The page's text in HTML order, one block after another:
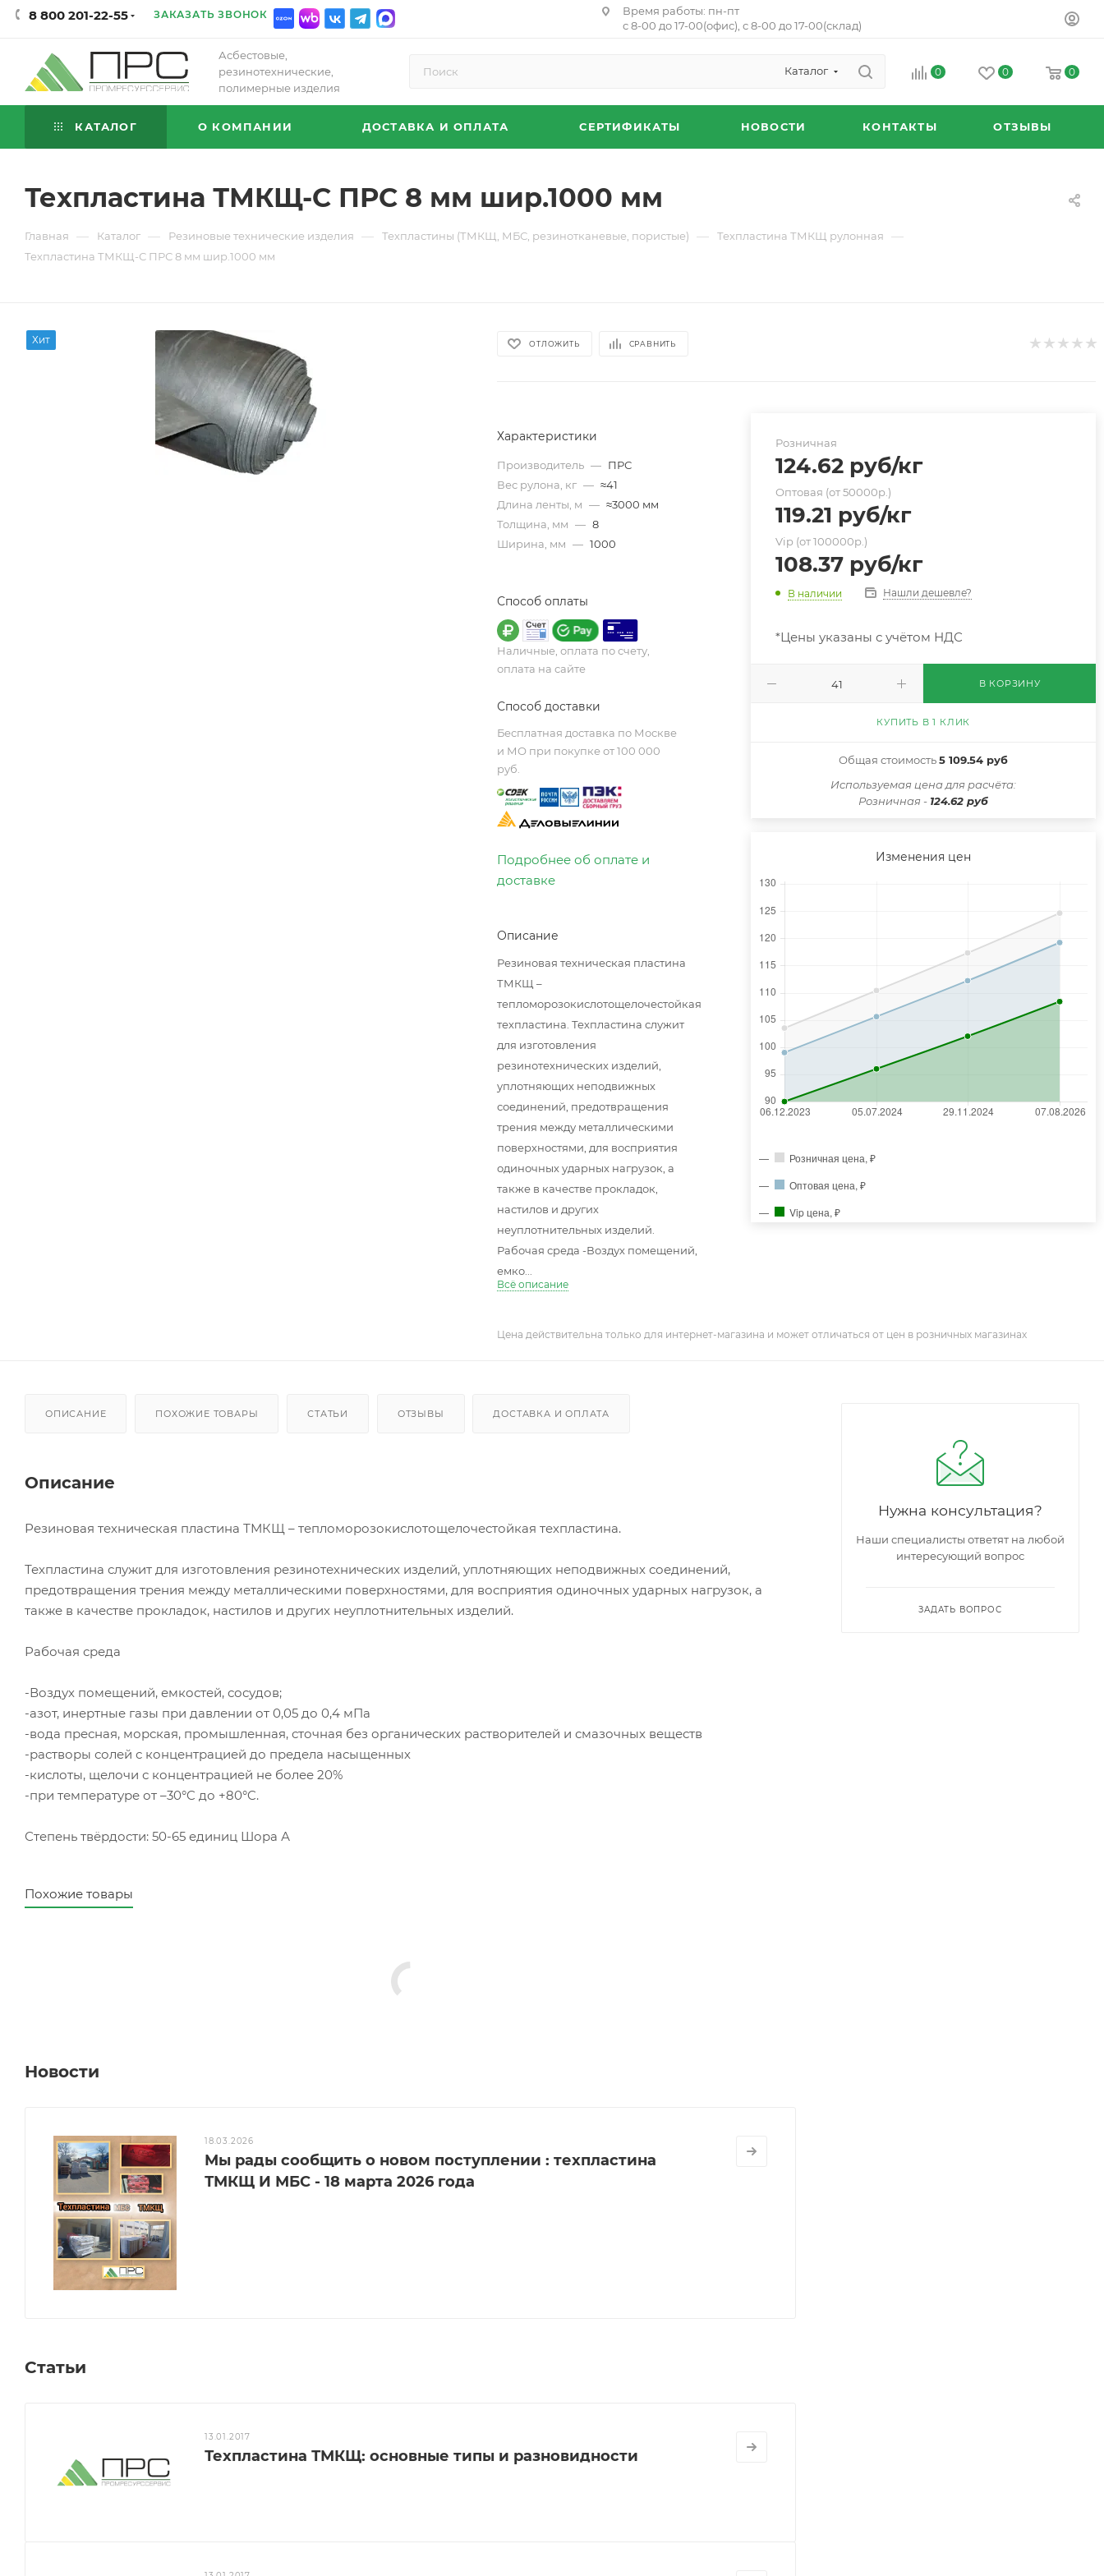
8 800 201-22-55 ЗАКАЗАТЬ ЗВОНОК
Время работы: пн-пт
с 8-00 до 17-00(офис), с 8-00 до 17-00(склад)
Асбестовые,
резинотехнические,
полимерные изделия
Каталог 0 0 0
КАТАЛОГ О КОМПАНИИ ДОСТАВКА И ОПЛАТА СЕРТИФИКАТЫ НОВОСТИ КОНТАКТЫ ОТЗЫВЫ
Техпластина ТМКЩ-С ПРС 8 мм шир.1000 мм
Главная — Каталог — Резиновые технические изделия — Техпластины (ТМКЩ, МБС, резинотканевые, пористые) — Техпластина ТМКЩ рулонная —
Техпластина ТМКЩ-С ПРС 8 мм шир.1000 мм
Хит ОТЛОЖИТЬ СРАВНИТЬ
Характеристики
Производитель — ПРС
Вес рулона, кг — ≈41
Длина ленты, м — ≈3000 мм
Толщина, мм — 8
Ширина, мм — 1000
Способ оплаты
Наличные, оплата по счету,
оплата на сайте
Способ доставки
Бесплатная доставка по Москве
и МО при покупке от 100 000
руб.
Подробнее об оплате и
доставке
Описание
Резиновая техническая пластина
ТМКЩ –
тепломорозокислотощелочестойкая
техпластина. Техпластина служит
для изготовления
резинотехнических изделий,
уплотняющих неподвижных
соединений, предотвращения
трения между металлическими
поверхностями, для восприятия
одиночных ударных нагрузок, а
также в качестве прокладок,
настилов и других
неуплотнительных изделий.
Рабочая среда -Воздух помещений,
емко...
Всё описание
Розничная
124.62 руб/кг
Оптовая (от 50000р.)
119.21 руб/кг
Vip (от 100000р.)
108.37 руб/кг
В наличии Нашли дешевле?
*Цены указаны с учётом НДС
В КОРЗИНУ
КУПИТЬ В 1 КЛИК
Общая стоимость5 109.54 руб
Иcпользуемая цена для расчёта:
Розничная - 124.62 руб
Изменения цен
Розничная цена, ₽
Оптовая цена, ₽
Vip цена, ₽
Цена действительна только для интернет-магазина и может отличаться от цен в розничных магазинах
ОПИСАНИЕ ПОХОЖИЕ ТОВАРЫ СТАТЬИ ОТЗЫВЫ ДОСТАВКА И ОПЛАТА
Описание
Резиновая техническая пластина ТМКЩ – тепломорозокислотощелочестойкая техпластина.
Техпластина служит для изготовления резинотехнических изделий, уплотняющих неподвижных соединений,
предотвращения трения между металлическими поверхностями, для восприятия одиночных ударных нагрузок, а
также в качестве прокладок, настилов и других неуплотнительных изделий.
Рабочая среда
-Воздух помещений, емкостей, сосудов;
-азот, инертные газы при давлении от 0,05 до 0,4 мПа
-вода пресная, морская, промышленная, сточная без органических растворителей и смазочных веществ
-растворы солей с концентрацией до предела насыщенных
-кислоты, щелочи с концентрацией не более 20%
-при температуре от –30°C до +80°C.
Степень твёрдости: 50-65 единиц Шора А
Похожие товары
Новости
18.03.2026
Мы рады сообщить о новом поступлении : техпластина
ТМКЩ И МБС - 18 марта 2026 года
Статьи
13.01.2017
Техпластина ТМКЩ: основные типы и разновидности
Нужна консультация?
Наши специалисты ответят на любой
интересующий вопрос
ЗАДАТЬ ВОПРОС